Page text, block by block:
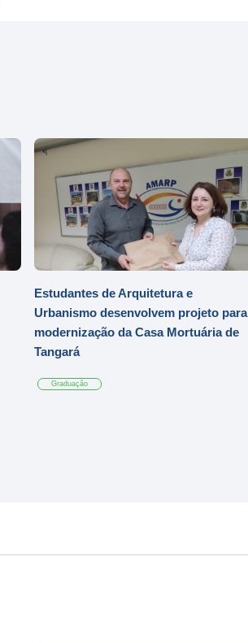
Estudantes de Arquitetura e
Urbanismo desenvolvem projeto para
modernização da Casa Mortuária de
Tangará
Graduação